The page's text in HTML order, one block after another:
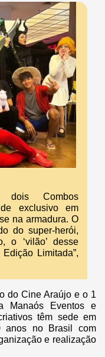
dois Combos
exclusivo em
na armadura. O
do super-herói,
o ‘vilão’ desse
Limitada”,
do Cine Araújo e o 1
Manaós Eventos e
têm sede em
anos no Brasil com
e realização